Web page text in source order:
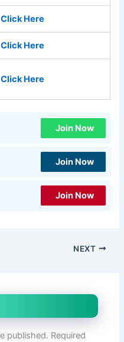
Click Here
Click Here
Click Here
Join Now
Join Now
Join Now
NEXT
published. Required